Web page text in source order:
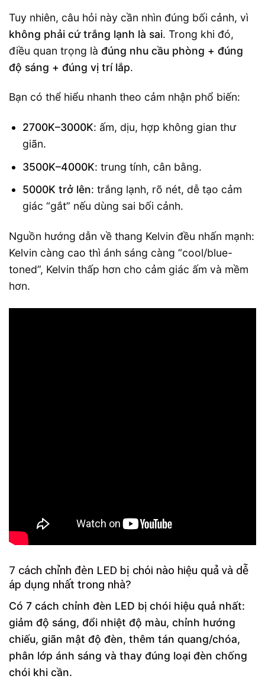
Tuy nhiên, câu hỏi này cần nhìn đúng bối cảnh, vì
không phải cứ trắng lạnh là sai. Trong khi đó,
điều quan trọng là đúng nhu cầu phòng + đúng
độ sáng + đúng vị trí lắp.
Bạn có thể hiểu nhanh theo cảm nhận phổ biến:
2700K–3000K: ấm, dịu, hợp không gian thư
giãn.
3500K–4000K: trung tính, cân bằng.
5000K trở lên: trắng lạnh, rõ nét, dễ tạo cảm
giác “gắt” nếu dùng sai bối cảnh.
Nguồn hướng dẫn về thang Kelvin đều nhấn mạnh:
Kelvin càng cao thì ánh sáng càng “cool/blue-
toned”, Kelvin thấp hơn cho cảm giác ấm và mềm
hơn.
7 cách chỉnh đèn LED bị chói nào hiệu quả và dễ
áp dụng nhất trong nhà?
Có 7 cách chỉnh đèn LED bị chói hiệu quả nhất:
giảm độ sáng, đổi nhiệt độ màu, chỉnh hướng
chiếu, giãn mật độ đèn, thêm tán quang/chóa,
phân lớp ánh sáng và thay đúng loại đèn chống
chói khi cần.